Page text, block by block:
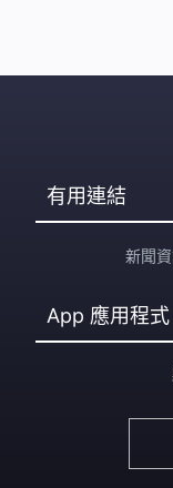
有用連結
新聞
App 應用程式